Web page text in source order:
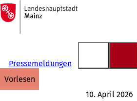
Inhalt anspringen
Zur
Startseite
Pressemeldungen
vorlesen
10. April 2026